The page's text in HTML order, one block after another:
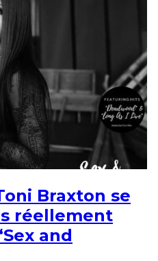
Braxton se
réellement
and